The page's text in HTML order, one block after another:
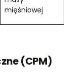
mięśniowej
(CPM)